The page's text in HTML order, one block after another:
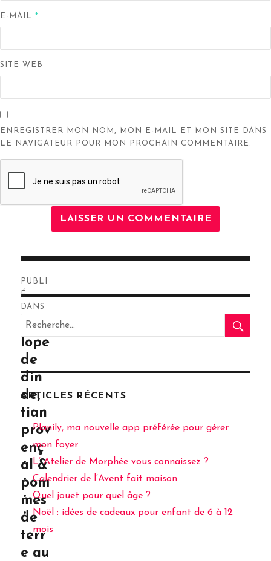
E-MAIL *
SITE WEB
ENREGISTRER MON NOM, MON E-MAIL ET MON SITE DANS
LE NAVIGATEUR POUR MON PROCHAIN COMMENTAIRE.
de
l’article
PUBLI
É
DANS
Esca
lope
de
din
de,
tian
prov
enç
al &
pom
mes
de
terr
e au
Recherche
pour
:
ARTICLES RÉCENTS
Planily, ma nouvelle app préférée pour gérer
mon foyer
L’ Atelier de Morphée vous connaissez ?
Calendrier de l’Avent fait maison
Quel jouet pour quel âge ?
Noël : idées de cadeaux pour enfant de 6 à 12
mois